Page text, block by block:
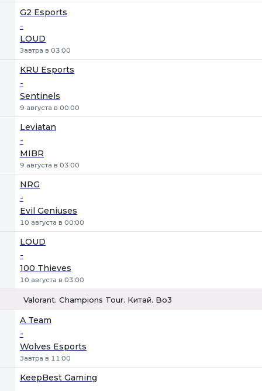
G2 Esports
-
LOUD
Завтра в 03:00
KRU Esports
-
Sentinels
9 августа в 00:00
Leviatan
-
MIBR
9 августа в 03:00
NRG
-
Evil Geniuses
10 августа в 00:00
LOUD
-
100 Thieves
10 августа в 03:00
Valorant. Champions Tour. Китай. Bo3
A Team
-
Wolves Esports
Завтра в 11:00
KeepBest Gaming